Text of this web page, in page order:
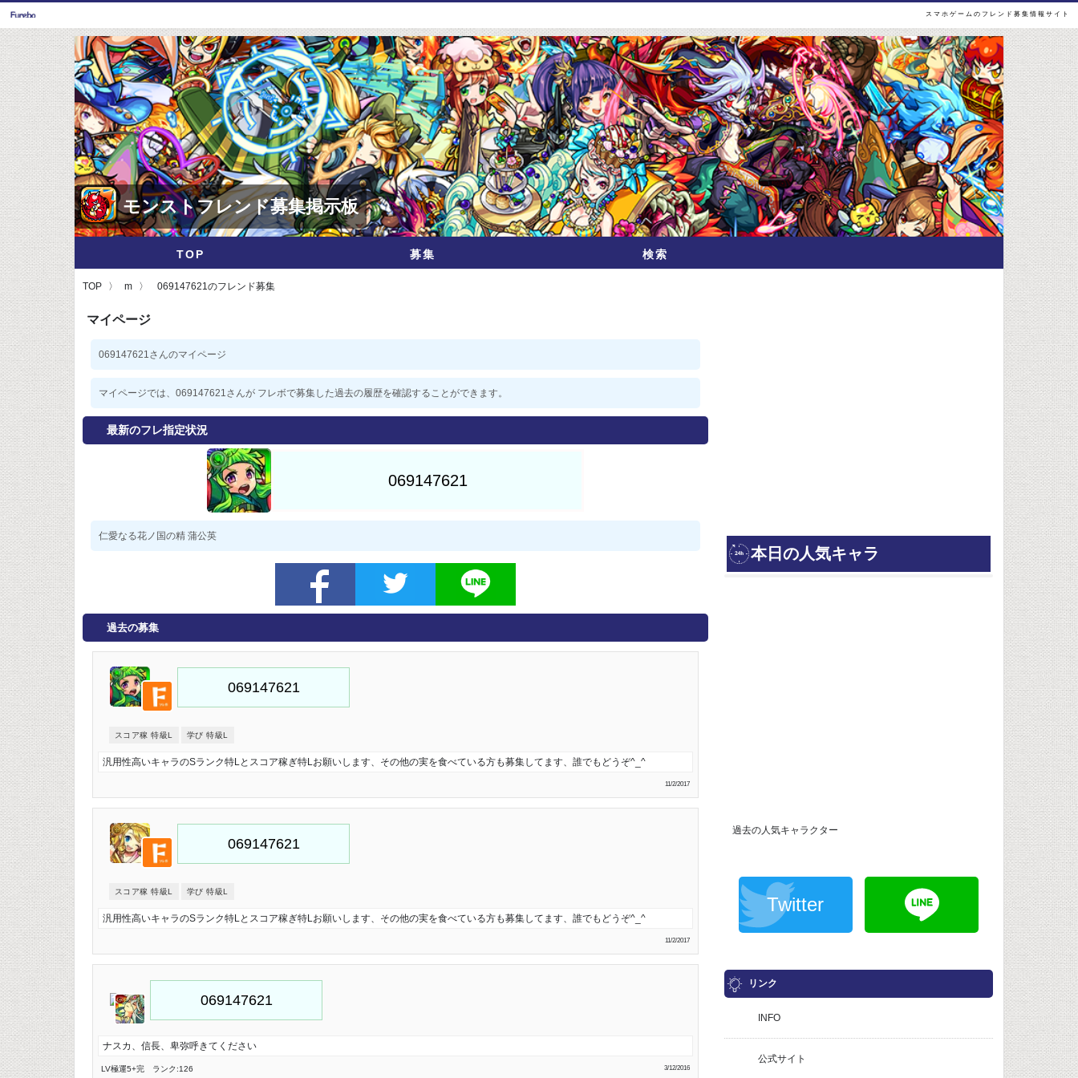
スマホゲームのフレンド募集情報サイト
モンストフレンド募集掲示板
TOP 募集 検索
TOP m 069147621のフレンド募集
マイページ
069147621さんのマイページ
マイページでは、069147621さんが フレボで募集した過去の履歴を確認することができます。
最新のフレ指定状況
仁愛なる花ノ国の精 蒲公英
過去の募集
スコア稼 特級L 学び 特級L
汎用性高いキャラのSランク特Lとスコア稼ぎ特Lお願いします、その他の実を食べている方も募集してます、誰でもどうぞ^_^
11/2/2017
スコア稼 特級L 学び 特級L
汎用性高いキャラのSランク特Lとスコア稼ぎ特Lお願いします、その他の実を食べている方も募集してます、誰でもどうぞ^_^
11/2/2017
ナスカ、信長、卑弥呼きてください
LV極運5+完 ランク:126 3/12/2016
過去の人気キャラクター
Twitter
リンク
INFO
公式サイト